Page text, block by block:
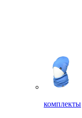
комплекты